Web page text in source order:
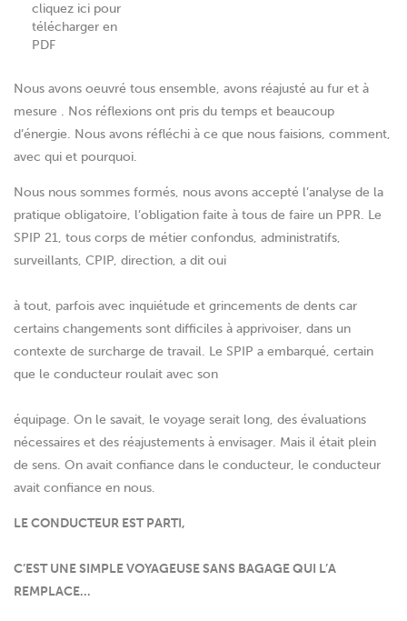
cliquez ici pour
télécharger en
PDF
Nous avons oeuvré tous ensemble, avons réajusté au fur et à
mesure . Nos réflexions ont pris du temps et beaucoup
d’énergie. Nous avons réfléchi à ce que nous faisions, comment,
avec qui et pourquoi.
Nous nous sommes formés, nous avons accepté l’analyse de la
pratique obligatoire, l’obligation faite à tous de faire un PPR. Le
SPIP 21, tous corps de métier confondus, administratifs,
surveillants, CPIP, direction, a dit oui
à tout, parfois avec inquiétude et grincements de dents car
certains changements sont difficiles à apprivoiser, dans un
contexte de surcharge de travail. Le SPIP a embarqué, certain
que le conducteur roulait avec son
équipage. On le savait, le voyage serait long, des évaluations
nécessaires et des réajustements à envisager. Mais il était plein
de sens. On avait confiance dans le conducteur, le conducteur
avait confiance en nous.
LE CONDUCTEUR EST PARTI,
C’EST UNE SIMPLE VOYAGEUSE SANS BAGAGE QUI L’A
REMPLACE…